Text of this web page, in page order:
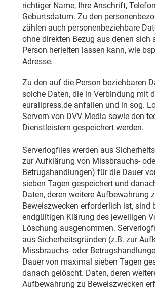
richtiger Name, Ihre Anschrift,
Geburtsdatum. Zu den
zählen auch personenbeziehbare
ohne direkten Bezug aus denen sich
Person herleiten lassen kann, wie
Adresse.
Zu den auf die Person beziehbaren
solche Daten, die in Verbindung mit
eurailpress.de anfallen und in sog.
Servern von DVV Media sowie den
Dienstleistern gespeichert werden.
Serverlogfiles werden aus
zur Aufklärung von Missbrauchs-
Betrugshandlungen) für die Dauer
sieben Tagen gespeichert und
Daten, deren weitere Aufbewahrung
Beweiszwecken erforderlich ist, sind
endgültigen Klärung des jeweiligen
Löschung ausgenommen.
aus Sicherheitsgründen (z.B. zur
Missbrauchs- oder
Dauer von maximal sieben Tagen
danach gelöscht. Daten, deren
Aufbewahrung zu Beweiszwecken